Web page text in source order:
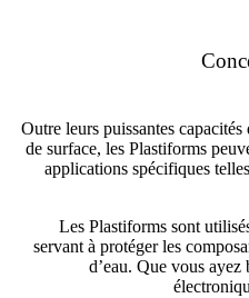
Outre leurs puissantes
de surface, les Plastiforms
applications spécifiques
Les Plastiforms sont
servant à protéger les
d’eau. Que vous ayez